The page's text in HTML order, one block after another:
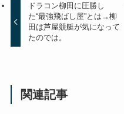
ドラコン柳田に圧勝し
た“最強飛ばし屋”とは→柳
田は芦屋競艇が気になって
たのでは。
関連記事